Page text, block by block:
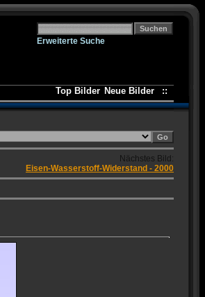
Erweiterte Suche
Top Bilder Neue Bilder ::
Nächstes Bild:
Eisen-Wasserstoff-Widerstand - 2000